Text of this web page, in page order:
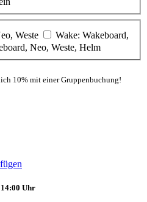
Weste
Wake: Wakeboard,
Neo, Weste, Helm
10% mit einer Gruppenbuchung!
Uhr